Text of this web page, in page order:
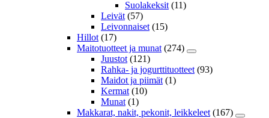
Suolakeksit (11)
Leivät (57)
Leivonnaiset (15)
Hillot (17)
Maitotuotteet ja munat (274)
Juustot (121)
Rahka- ja jogurttituotteet (93)
Maidot ja piimät (1)
Kermat (10)
Munat (1)
Makkarat, nakit, pekonit, leikkeleet (167)